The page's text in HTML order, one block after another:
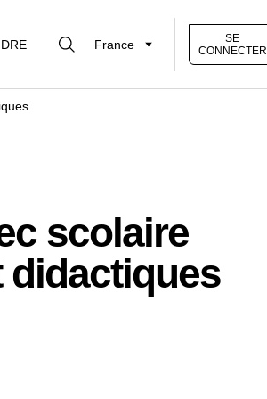
France
SE
CONNECTER
scolaire
didactiques